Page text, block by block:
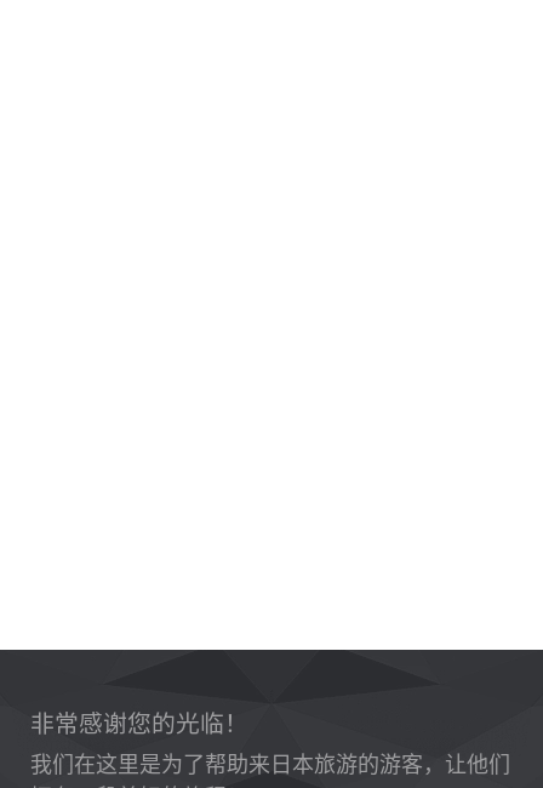
非常感谢您的光临！
我们在这里是为了帮助来日本旅游的游客，让他们